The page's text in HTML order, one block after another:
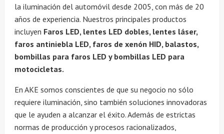
la iluminación del automóvil desde 2005, con más de 20
años de experiencia. Nuestros principales productos
incluyen Faros LED, lentes LED dobles, lentes láser,
faros antiniebla LED, faros de xenón HID, balastos,
bombillas para faros LED y bombillas LED para
motocicletas.
En AKE somos conscientes de que su negocio no sólo
requiere iluminación, sino también soluciones innovadoras
que le ayuden a alcanzar el éxito. Además de estrictas
normas de producción y procesos racionalizados,